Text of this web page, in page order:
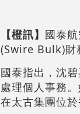
【橙訊】 國泰
(Swire Bulk)財
國泰指出，沈
處理個人事務
在太古集團位